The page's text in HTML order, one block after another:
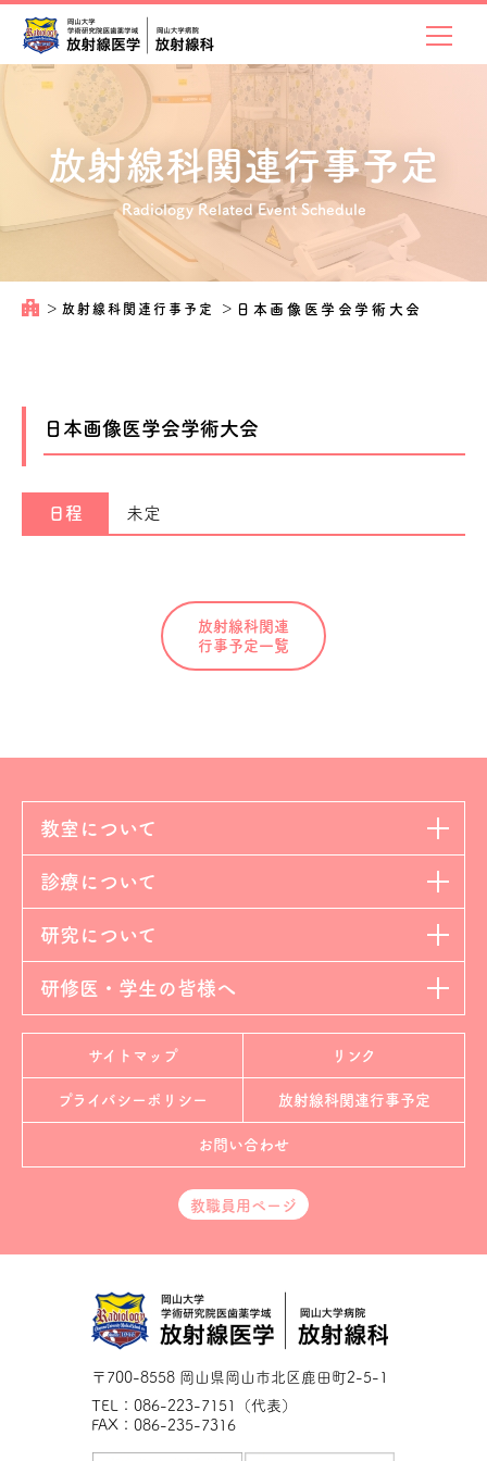
放射線科関連行事予定
Radiology Related Event Schedule
＞ 放射線科関連行事予定 ＞ 日本画像医学会学術大会
日本画像医学会学術大会
日程 未定
放射線科関連
行事予定一覧
教室について
診療について
研究について
研修医・学生の皆様へ
〒700-8558 岡山県岡山市北区鹿田町2-5-1
TEL：086-223-7151（代表）
FAX：086-235-7316
サイトマップ リンク
プライバシーポリシー 放射線科関連行事予定
お問い合わせ
教職員用ページ